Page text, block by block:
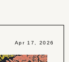
Apr 17, 2026